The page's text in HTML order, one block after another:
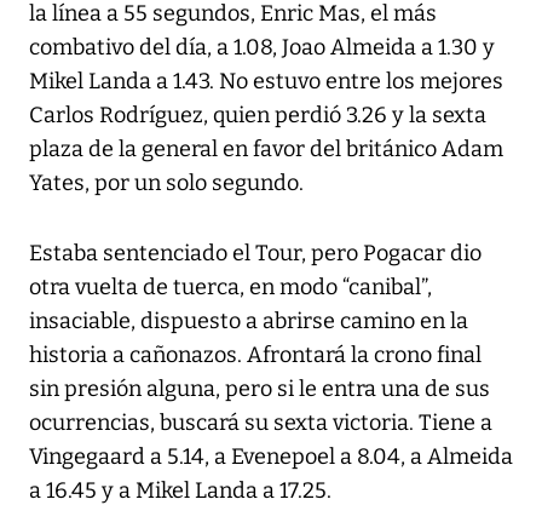
la línea a 55 segundos, Enric Mas, el más
combativo del día, a 1.08, Joao Almeida a 1.30 y
Mikel Landa a 1.43. No estuvo entre los mejores
Carlos Rodríguez, quien perdió 3.26 y la sexta
plaza de la general en favor del británico Adam
Yates, por un solo segundo.
Estaba sentenciado el Tour, pero Pogacar dio
otra vuelta de tuerca, en modo “canibal”,
insaciable, dispuesto a abrirse camino en la
historia a cañonazos. Afrontará la crono final
sin presión alguna, pero si le entra una de sus
ocurrencias, buscará su sexta victoria. Tiene a
Vingegaard a 5.14, a Evenepoel a 8.04, a Almeida
a 16.45 y a Mikel Landa a 17.25.